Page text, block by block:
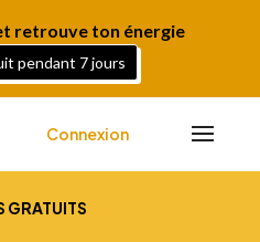
retrouve ton énergie
pendant 7 jours
Connexion
GRATUITS